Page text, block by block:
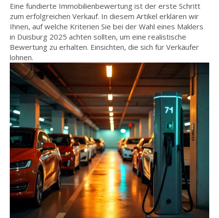
Eine fundierte Immobilienbewertung ist der erste Schritt
zum erfolgreichen Verkauf. In diesem Artikel erklären wir
Ihnen, auf welche Kriterien Sie bei der Wahl eines Maklers
in Duisburg 2025 achten sollten, um eine realistische
Bewertung zu erhalten. Einsichten, die sich für Verkäufer
lohnen.